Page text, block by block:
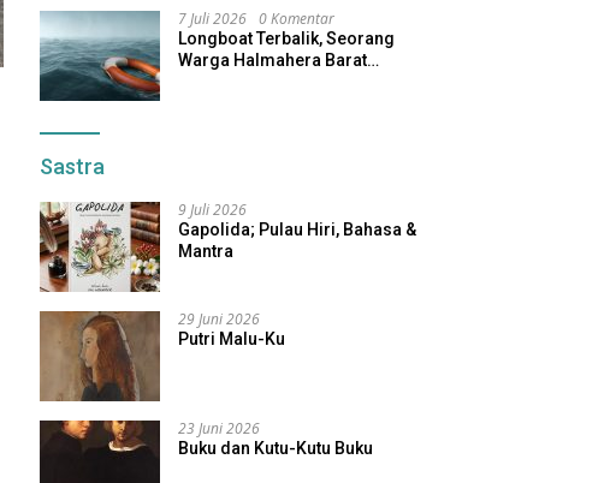
7 Juli 2026 0 Komentar
Longboat Terbalik, Seorang
Warga Halmahera Barat
Sastra
9 Juli 2026
Gapolida; Pulau Hiri, Bahasa &
Mantra
29 Juni 2026
Putri Malu-Ku
23 Juni 2026
Buku dan Kutu-Kutu Buku